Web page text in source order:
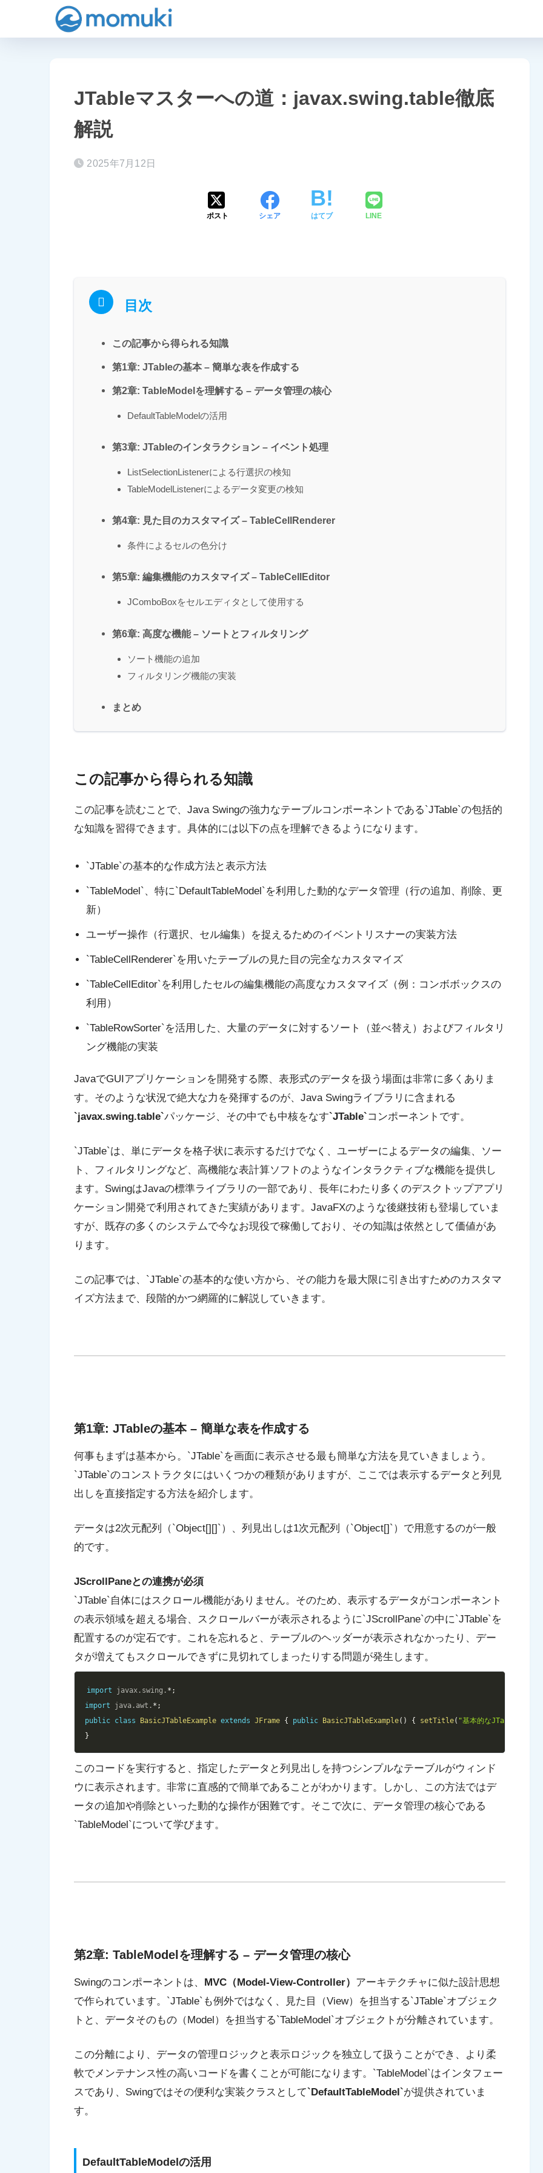
JTableマスターへの道：javax.swing.table徹底
解説
2025年7月12日
ポスト シェア はてブ LINE
目次
この記事から得られる知識
第1章: JTableの基本 – 簡単な表を作成する
第2章: TableModelを理解する – データ管理の核心
DefaultTableModelの活用
第3章: JTableのインタラクション – イベント処理
ListSelectionListenerによる行選択の検知
TableModelListenerによるデータ変更の検知
第4章: 見た目のカスタマイズ – TableCellRenderer
条件によるセルの色分け
第5章: 編集機能のカスタマイズ – TableCellEditor
JComboBoxをセルエディタとして使用する
第6章: 高度な機能 – ソートとフィルタリング
ソート機能の追加
フィルタリング機能の実装
まとめ
この記事から得られる知識
この記事を読むことで、Java Swingの強力なテーブルコンポーネントである`JTable`の包括的
な知識を習得できます。具体的には以下の点を理解できるようになります。
`JTable`の基本的な作成方法と表示方法
`TableModel`、特に`DefaultTableModel`を利用した動的なデータ管理（行の追加、削除、更
新）
ユーザー操作（行選択、セル編集）を捉えるためのイベントリスナーの実装方法
`TableCellRenderer`を用いたテーブルの見た目の完全なカスタマイズ
`TableCellEditor`を利用したセルの編集機能の高度なカスタマイズ（例：コンボボックスの
利用）
`TableRowSorter`を活用した、大量のデータに対するソート（並べ替え）およびフィルタリ
ング機能の実装
JavaでGUIアプリケーションを開発する際、表形式のデータを扱う場面は非常に多くありま
す。そのような状況で絶大な力を発揮するのが、Java Swingライブラリに含まれる
`javax.swing.table`パッケージ、その中でも中核をなす`JTable`コンポーネントです。
`JTable`は、単にデータを格子状に表示するだけでなく、ユーザーによるデータの編集、ソー
ト、フィルタリングなど、高機能な表計算ソフトのようなインタラクティブな機能を提供し
ます。SwingはJavaの標準ライブラリの一部であり、長年にわたり多くのデスクトップアプリ
ケーション開発で利用されてきた実績があります。JavaFXのような後継技術も登場していま
すが、既存の多くのシステムで今なお現役で稼働しており、その知識は依然として価値があ
ります。
この記事では、`JTable`の基本的な使い方から、その能力を最大限に引き出すためのカスタマ
イズ方法まで、段階的かつ網羅的に解説していきます。
第1章: JTableの基本 – 簡単な表を作成する
何事もまずは基本から。`JTable`を画面に表示させる最も簡単な方法を見ていきましょう。
`JTable`のコンストラクタにはいくつかの種類がありますが、ここでは表示するデータと列見
出しを直接指定する方法を紹介します。
データは2次元配列（`Object[][]`）、列見出しは1次元配列（`Object[]`）で用意するのが一般
的です。
JScrollPaneとの連携が必須
`JTable`自体にはスクロール機能がありません。そのため、表示するデータがコンポーネント
の表示領域を超える場合、スクロールバーが表示されるように`JScrollPane`の中に`JTable`を
配置するのが定石です。これを忘れると、テーブルのヘッダーが表示されなかったり、デー
タが増えてもスクロールできずに見切れてしまったりする問題が発生します。
import javax. swing . * ;
import
java . awt . * ;
public class BasicJTableExample extends JFrame { public BasicJTableExample( ) { setTitle( "基本的なJTableの例"
}
このコードを実行すると、指定したデータと列見出しを持つシンプルなテーブルがウィンド
ウに表示されます。非常に直感的で簡単であることがわかります。しかし、この方法ではデ
ータの追加や削除といった動的な操作が困難です。そこで次に、データ管理の核心である
`TableModel`について学びます。
第2章: TableModelを理解する – データ管理の核心
Swingのコンポーネントは、 MVC（Model-View-Controller） アーキテクチャに似た設計思想
で作られています。`JTable`も例外ではなく、見た目（View）を担当する`JTable`オブジェク
トと、データそのもの（Model）を担当する`TableModel`オブジェクトが分離されています。
この分離により、データの管理ロジックと表示ロジックを独立して扱うことができ、より柔
軟でメンテナンス性の高いコードを書くことが可能になります。`TableModel`はインタフェー
スであり、Swingではその便利な実装クラスとして`DefaultTableModel`が提供されていま
す。
DefaultTableModelの活用